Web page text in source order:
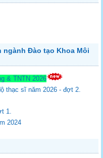
Đào tạo Khoa Môi
& TNTN 2026
thạc sĩ năm 2026 - đợt 2.
1.
2024